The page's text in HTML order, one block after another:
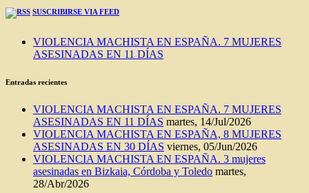
SUSCRIBIRSE VIA FEED
VIOLENCIA MACHISTA EN ESPAÑA. 7 MUJERES
ASESINADAS EN 11 DÍAS
Entradas recientes
VIOLENCIA MACHISTA EN ESPAÑA. 7 MUJERES
ASESINADAS EN 11 DÍAS martes, 14/Jul/2026
VIOLENCIA MACHISTA EN ESPAÑA, 8 MUJERES
ASESINADAS EN 30 DÍAS viernes, 05/Jun/2026
VIOLENCIA MACHISTA EN ESPAÑA. 3 mujeres
asesinadas en Bizkaia, Córdoba y Toledo martes,
28/Abr/2026